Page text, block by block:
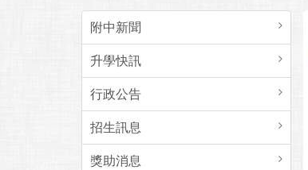
附中新聞
升學快訊
行政公告
招生訊息
獎助消息